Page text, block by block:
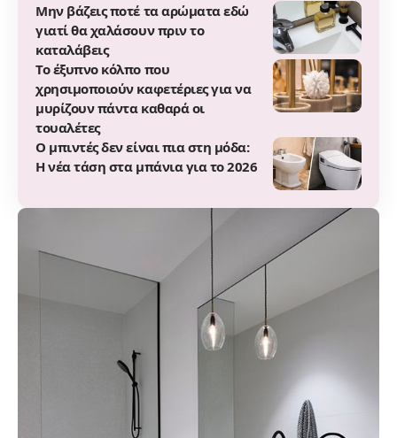
Μην βάζεις ποτέ τα αρώματα εδώ
γιατί θα χαλάσουν πριν το
καταλάβεις
Το έξυπνο κόλπο που
χρησιμοποιούν καφετέριες για να
μυρίζουν πάντα καθαρά οι
τουαλέτες
Ο μπιντές δεν είναι πια στη μόδα:
Η νέα τάση στα μπάνια για το 2026